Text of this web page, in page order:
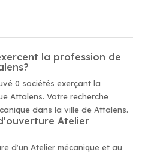
la profession de
0 sociétés exerçant la
Attalens. Votre recherche
dans la ville de Attalens.
Atelier
d'un Atelier mécanique et au